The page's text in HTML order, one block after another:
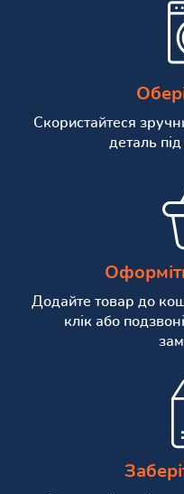
Скористайтеся
деталь
Додайте товар до
клік або